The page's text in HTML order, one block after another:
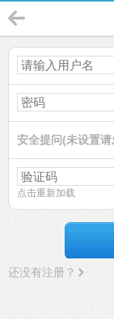
安全提问(未设置请
点击重新加载
还没有注册？